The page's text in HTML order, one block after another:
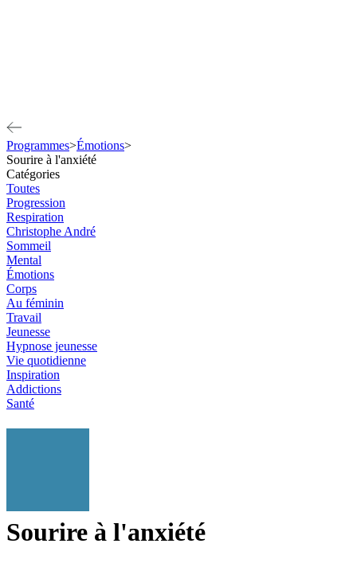
Programmes>Émotions>
Sourire à l'anxiété
Catégories
Toutes
Progression
Respiration
Christophe André
Sommeil
Mental
Émotions
Corps
Au féminin
Travail
Jeunesse
Hypnose jeunesse
Vie quotidienne
Inspiration
Addictions
Santé
Sourire à l'anxiété